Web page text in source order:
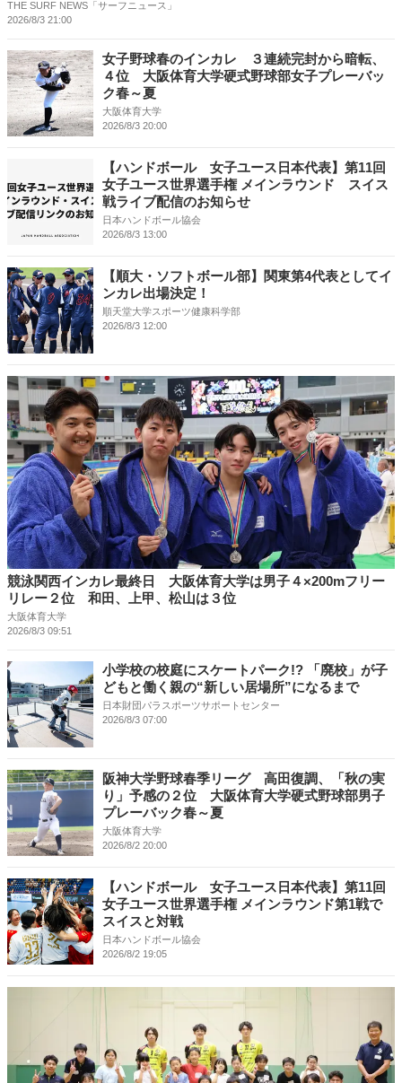
THE SURF NEWS「サーフニュース」
2026/8/3 21:00
女子野球春のインカレ ３連続完封から暗転、
４位 大阪体育大学硬式野球部女子プレーバッ
ク春～夏
大阪体育大学
2026/8/3 20:00
【ハンドボール 女子ユース日本代表】第11回
女子ユース世界選手権 メインラウンド スイス
戦ライブ配信のお知らせ
日本ハンドボール協会
2026/8/3 13:00
【順大・ソフトボール部】関東第4代表としてイ
ンカレ出場決定！
順天堂大学スポーツ健康科学部
2026/8/3 12:00
競泳関西インカレ最終日 大阪体育大学は男子４×200mフリー
リレー２位 和田、上甲、松山は３位
大阪体育大学
2026/8/3 09:51
小学校の校庭にスケートパーク!? 「廃校」が子
どもと働く親の“新しい居場所”になるまで
日本財団パラスポーツサポートセンター
2026/8/3 07:00
阪神大学野球春季リーグ 高田復調、「秋の実
り」予感の２位 大阪体育大学硬式野球部男子
プレーバック春～夏
大阪体育大学
2026/8/2 20:00
【ハンドボール 女子ユース日本代表】第11回
女子ユース世界選手権 メインラウンド第1戦で
スイスと対戦
日本ハンドボール協会
2026/8/2 19:05